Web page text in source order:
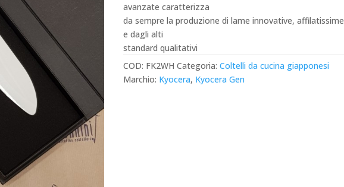
avanzate caratterizza
da sempre la produzione di lame innovative, affilatissime
e dagli alti
standard qualitativi
COD: FK2WH Categoria:Coltelli da cucina giapponesi
Marchio: Kyocera, Kyocera Gen